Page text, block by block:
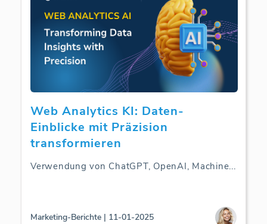
Web Analytics KI: Daten-
Einblicke mit Präzision
transformieren
Verwendung von ChatGPT, OpenAI, Machine...
Marketing-Berichte | 11-01-2025